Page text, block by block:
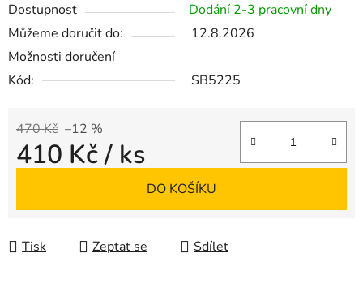
Dostupnost
Dodání 2-3 pracovní dny
Můžeme doručit do:
12.8.2026
Možnosti doručení
Kód:
SB5225
470 Kč –12 %
410 Kč/ ks
DO KOŠÍKU
Tisk Zeptat se Sdílet